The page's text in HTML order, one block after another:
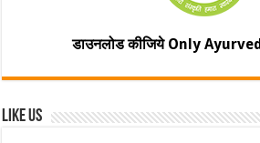
डाउनलोड कीजिये Only Ayurved
Like Us